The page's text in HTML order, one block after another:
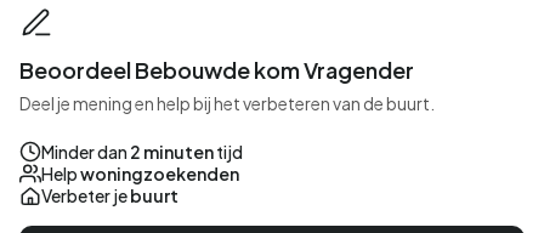
Beoordeel Bebouwde kom Vragender
Deel je mening en help bij het verbeteren van de buurt.
Minder dan 2 minutentijd
Helpwoningzoekenden
Verbeter jebuurt